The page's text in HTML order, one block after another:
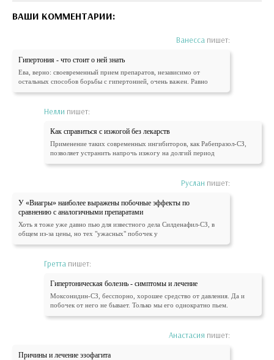
ВАШИ КОММЕНТАРИИ:
Ванесса пишет:
Гипертония - что стоит о ней знать
Ева, верно: своевременный прием препаратов, независимо от
остальных способов борьбы с гипертонией, очень важен. Равно
Нелли пишет:
Как справиться с изжогой без лекарств
Применение таких современных ингибиторов, как Рабепразол-СЗ,
позволяет устранить напрочь изжогу на долгий период
Руслан пишет:
У «Виагры» наиболее выражены побочные эффекты по
сравнению с аналогичными препаратами
Хоть я тоже уже давно пью для известного дела Силденафил-СЗ, в
общем из-за цены, но тех "ужасных" побочек у
Гретта пишет:
Гипертоническая болезнь - симптомы и лечение
Моксонидин-СЗ, бесспорно, хорошее средство от давления. Да и
побочек от него не бывает. Только мы его однократно пьем.
Анастасия пишет:
Причины и лечение эзофагита